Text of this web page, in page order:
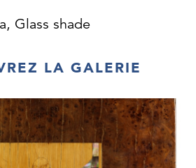
Glass shade
LA GALERIE